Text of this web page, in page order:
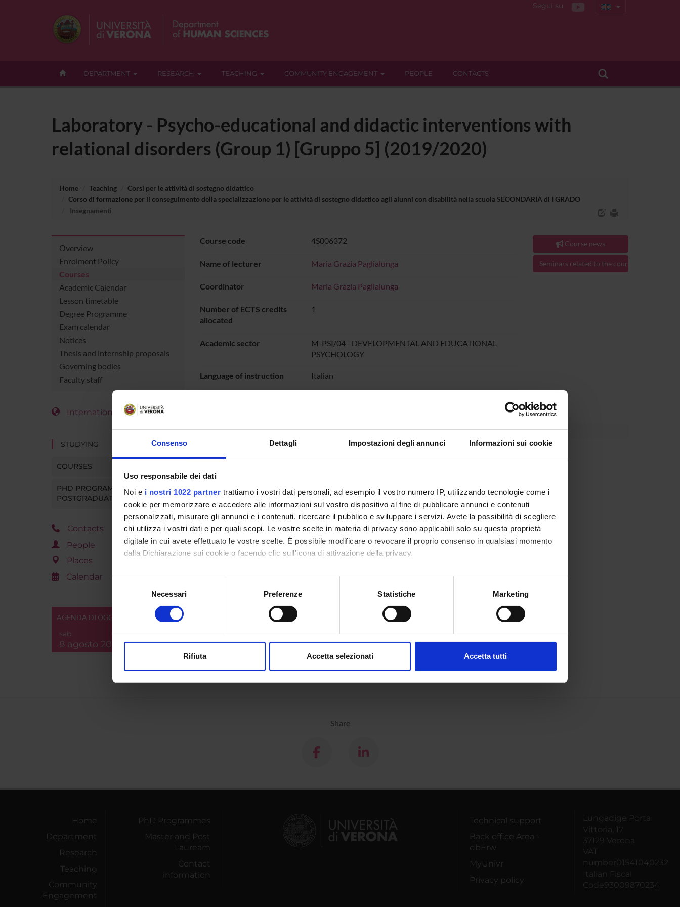
Consenso Dettagli Impostazioni degli annunci Informazioni sui cookie
Uso responsabile dei dati
Noi e i nostri 1022 partner trattiamo i vostri dati personali, ad esempio il vostro numero IP, utilizzando tecnologie come i
cookie per memorizzare e accedere alle informazioni sul vostro dispositivo al fine di pubblicare annunci e contenuti
personalizzati, misurare gli annunci e i contenuti, ricercare il pubblico e sviluppare i servizi. Avete la possibilità di scegliere
chi utilizza i vostri dati e per quali scopi. Le vostre scelte in materia di privacy sono applicabili solo su questa proprietà
digitale in cui avete effettuato le vostre scelte. È possibile modificare o revocare il proprio consenso in qualsiasi momento
dalla Dichiarazione sui cookie o facendo clic sull'icona di attivazione della privacy.
Con il tuo consenso, vorremmo anche:
raccogliere informazioni sulla tua posizione geografica, con un'approssimazione di qualche metro,
digitali).
modificare o ritirare il tuo consenso in qualsiasi momento dalla Dichiarazione sui cookie.
consenso
Necessari Preferenze Statistiche Marketing
Rifiuta Accetta selezionati Accetta tutti
Segui su
DEPARTMENT RESEARCH TEACHING COMMUNITY ENGAGEMENT PEOPLE CONTACTS
Laboratory - Psycho-educational and didactic interventions with
relational disorders (Group 1) [Gruppo 5] (2019/2020)
Home Teaching
Corsi per le attività di sostegno didattico
Corso di formazione per il conseguimento della specializzazione per le attività di sostegno didattico agli alunni con disabilità nella scuola SECONDARIA di I GRADO
Insegnamenti
Overview
Enrolment Policy
Courses
Academic Calendar
Lesson timetable
Degree Programme
Exam calendar
Notices
Thesis and internship proposals
Governing bodies
Faculty staff
International Students
STUDYING
COURSES
PHD PROGRAMMES AND
POSTGRADUATE TRAINING
Contacts
People
Places
Calendar
AGENDA DI OGGI
sab
8 agosto 2026
Course code 4S006372
Name of lecturer Maria Grazia Paglialunga
Coordinator Maria Grazia Paglialunga
Number of ECTS credits
allocated
1
Academic sector
M-PSI/04 - DEVELOPMENTAL AND EDUCATIONAL
PSYCHOLOGY
Language of instruction Italian
Course news
Seminars related to the course
LESSON TIMETABLE
Share
Home
Department
Research
Teaching
Community
Engagement
PhD Programmes
Master and Post
Lauream
Contact
information
Technical support
Back office Area -
dbErw
MyUnivr
Privacy policy
Lungadige Porta
Vittoria, 17
37129 Verona
VAT
number01541040232
Italian Fiscal
Code93009870234